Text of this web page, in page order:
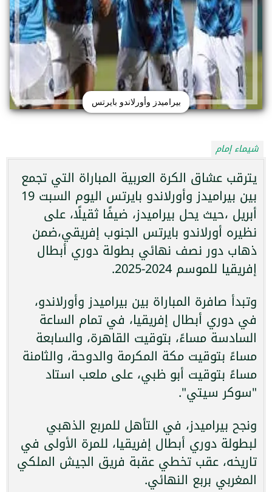
بيراميدز وأورلاندو بايرتس
شيماء إمام
يترقب عشاق الكرة العربية المباراة التي تجمع
بين بيراميدز وأورلاندو بايرتس اليوم السبت 19
أبريل ،حيث يحل بيراميدز، ضيفًا ثقيلًا، على
نظيره أورلاندو بايرتس الجنوب إفريقي،ضمن
ذهاب دور نصف نهائي بطولة دوري أبطال
إفريقيا للموسم 2024-2025.
وتبدأ صافرة المباراة بين بيراميدز وأورلاندو،
في دوري أبطال إفريقيا، في تمام الساعة
السادسة مساءً، بتوقيت القاهرة، والسابعة
مساءً بتوقيت مكة المكرمة والدوحة، والثامنة
مساءً بتوقيت أبو ظبي، على ملعب استاد
"سوكر سيتي".
ونجح بيراميدز، في التأهل للمربع الذهبي
لبطولة دوري أبطال إفريقيا، للمرة الأولى في
تاريخه، عقب تخطي عقبة فريق الجيش الملكي
المغربي بربع النهائي.